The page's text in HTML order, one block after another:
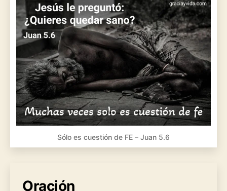
Sólo es cuestión de FE – Juan 5.6
Oración